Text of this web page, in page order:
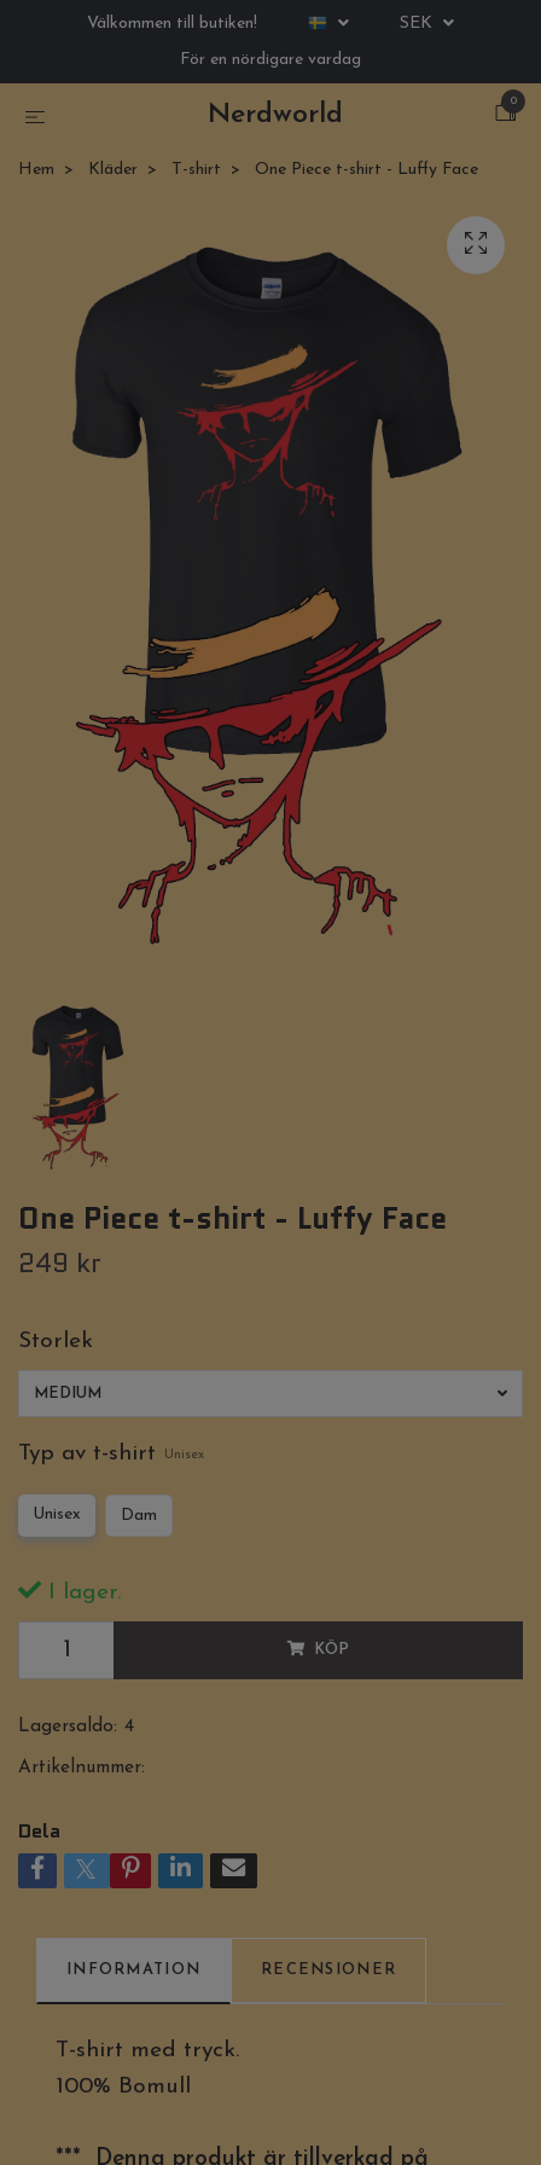
Välkommen till butiken!
SEK
För en nördigare vardag
Nerdworld
0
Hem Kläder T-shirt One Piece t-shirt - Luffy Face
One Piece t-shirt - Luffy Face
249 kr
Storlek
MEDIUM
Typ av t-shirt Unisex
Unisex Dam
I lager.
KÖP
Lagersaldo: 4
Artikelnummer:
Dela
INFORMATION RECENSIONER
T-shirt med tryck.
100% Bomull
*** Denna produkt är tillverkad på